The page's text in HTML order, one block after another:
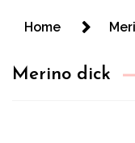
Home
Merino dick